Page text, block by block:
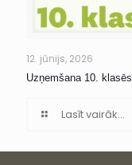
12. jūnijs, 2026
Uzņemšana 10. klasēs
Lasīt vairāk...